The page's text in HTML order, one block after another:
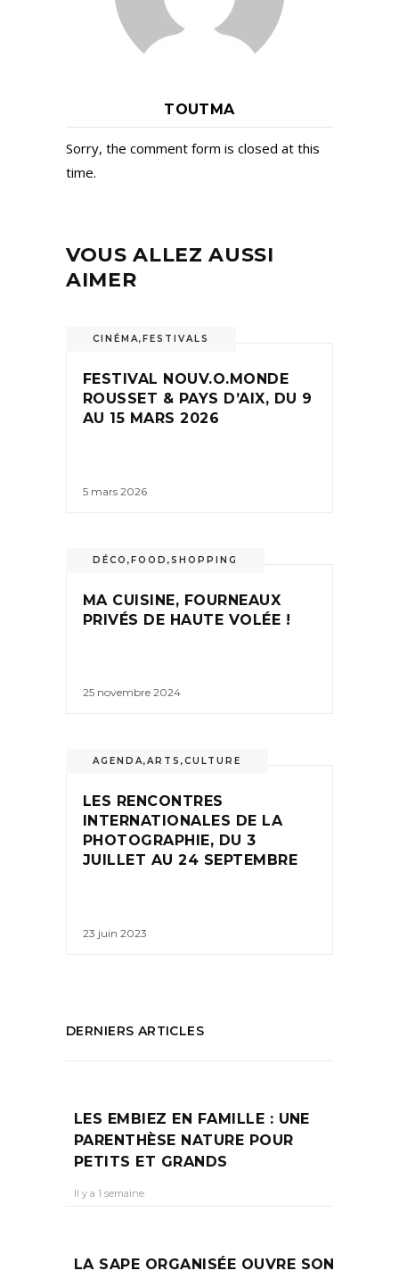
TOUTMA
Sorry, the comment form is closed at this
time.
VOUS ALLEZ AUSSI
AIMER
CINÉMA, FESTIVALS
FESTIVAL NOUV.O.MONDE
ROUSSET & PAYS D’AIX, DU 9
AU 15 MARS 2026
5 mars 2026
DÉCO ,FOOD ,SHOPPING
MA CUISINE, FOURNEAUX
PRIVÉS DE HAUTE VOLÉE !
25 novembre 2024
AGENDA,ARTS ,CULTURE
LES RENCONTRES
INTERNATIONALES DE LA
PHOTOGRAPHIE, DU 3
JUILLET AU 24 SEPTEMBRE
23 juin 2023
DERNIERS ARTICLES
LES EMBIEZ EN FAMILLE : UNE
PARENTHÈSE NATURE POUR
PETITS ET GRANDS
Il y a 1 semaine
LA SAPE ORGANISÉE OUVRE SON